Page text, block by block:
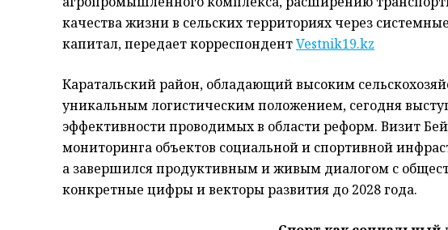
качества жизни в сельских территориях через
капитал, передает корреспондентVestnik19.kz
Каратальский район, обладающий высоким
уникальным логистическим положением, сегодня
эффективности проводимых в области реформ. Визит
мониторинга объектов социальной и спортивной
а завершился продуктивным и живым диалогом с
конкретные цифры и векторы развития до 2028 года.